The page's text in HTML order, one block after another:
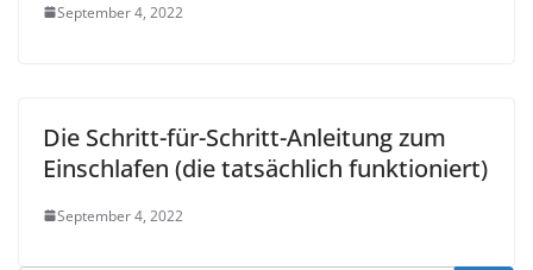
September 4, 2022
Die Schritt-für-Schritt-Anleitung zum
Einschlafen (die tatsächlich funktioniert)
September 4, 2022